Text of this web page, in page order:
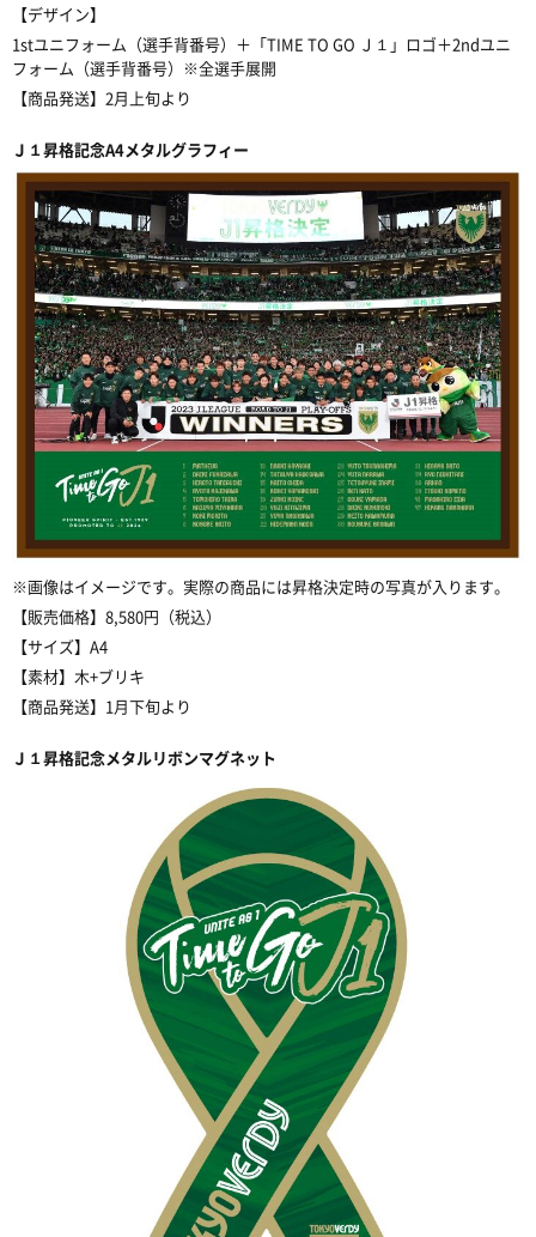
【デザイン】
1stユニフォーム（選手背番号）＋「TIME TO GO Ｊ１ 」ロゴ＋2ndユニ
フォーム（選手背番号） ※全選手展開
【商品発送】 2月上旬より
Ｊ１昇格記念A4メタルグラフィー
※画像はイメージです。実際の商品には昇格決定時の写真が入ります。
【販売価格】 8,580円（税込）
【サイズ】 A4
【素材】木+ブリキ
【商品発送】 1月下旬より
Ｊ１昇格記念メタルリボンマグネット